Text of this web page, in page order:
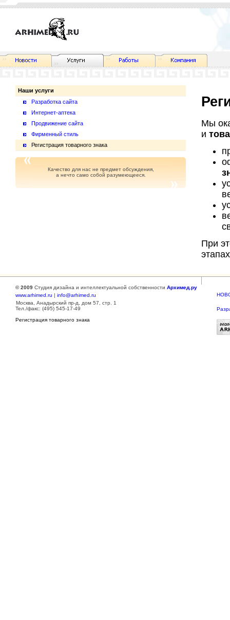
Наши услуги
Разработка сайта
Интернет-аптека
Продвижение сайта
Фирменный стиль
Регистрация товарного знака
Качество для нас не предмет обсуждения,
а нечто само собой разумеющееся.
Мы
и
При
© 2009 Студия дизайна и интеллектуальной собственности Архимед.ру
www.arhimed.ru | info@arhimed.ru
Москва, Анадырский пр-д, дом 57, стр. 1
Тел./факс: (495) 545-17-49
Регистрация товарного знака